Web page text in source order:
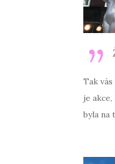
Tak
je
byla na